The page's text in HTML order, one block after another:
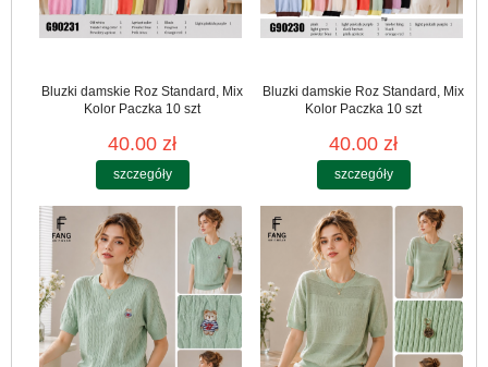
Bluzki damskie Roz Standard, Mix
Kolor Paczka 10 szt
40.00 zł
szczegóły
Bluzki damskie Roz Standard, Mix
Kolor Paczka 10 szt
40.00 zł
szczegóły